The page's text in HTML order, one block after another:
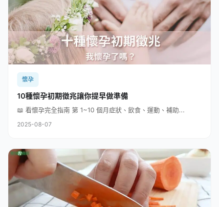
懷孕
10種懷孕初期徵兆讓你提早做準備
📖 看懷孕完全指南 第 1~10 個月症狀、飲食、運動、補助...
2025-08-07